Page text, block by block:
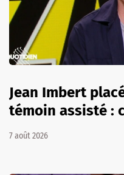
Jean Imbert
témoin assisté :
7 août 2026